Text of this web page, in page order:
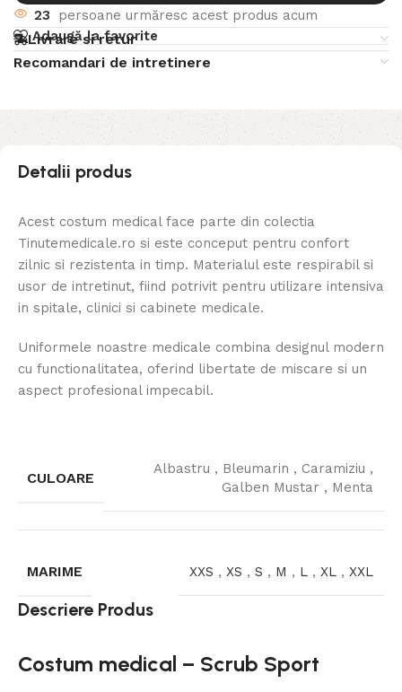
23
persoane urmăresc acest produs acum
Adaugă la favorite
Livrare si retur
Recomandari de intretinere
Detalii produs
Acest costum medical face parte din colectia
Tinutemedicale.ro si este conceput pentru confort
zilnic si rezistenta in timp. Materialul este respirabil si
usor de intretinut, fiind potrivit pentru utilizare intensiva
in spitale, clinici si cabinete medicale.
Uniformele noastre medicale combina designul modern
cu functionalitatea, oferind libertate de miscare si un
aspect profesional impecabil.
CULOARE
Albastru , Bleumarin , Caramiziu ,
Galben Mustar , Menta
MARIME XXS , XS , S , M , L , XL , XXL
Descriere Produs
Costum medical – Scrub Sport